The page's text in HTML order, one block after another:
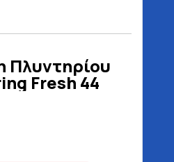
Πλυντηρίου
Fresh 44
gr